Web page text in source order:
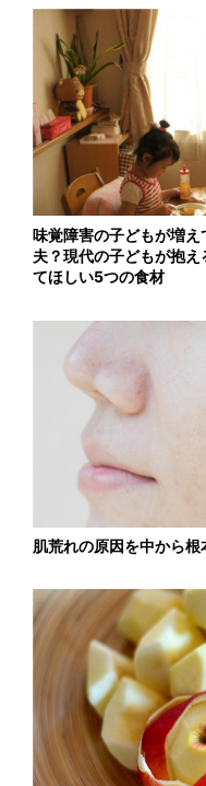
味覚障害の子どもが増
夫？現代の子どもが抱
てほしい5つの食材
肌荒れの原因を中から